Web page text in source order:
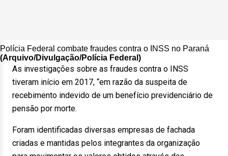
Polícia Federal combate fraudes contra o INSS no Paraná
(Arquivo/Divulgação/Polícia Federal)
As investigações sobre as fraudes contra o INSS
tiveram início em 2017, “em razão da suspeita de
recebimento indevido de um benefício previdenciário de
pensão por morte.
Foram identificadas diversas empresas de fachada
criadas e mantidas pelos integrantes da organização